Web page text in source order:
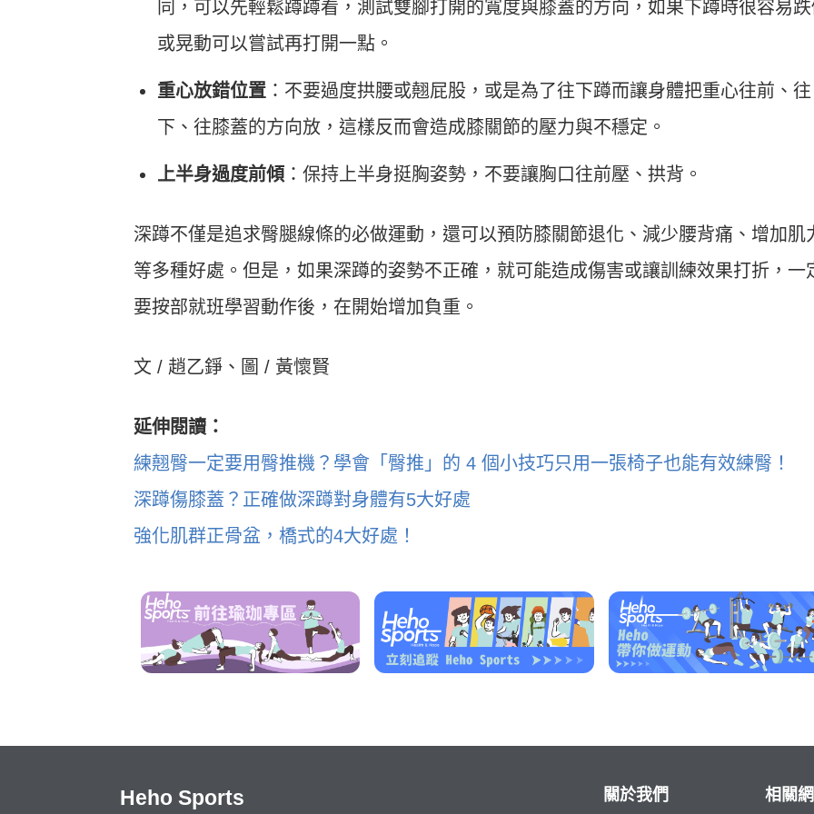
同，可以先輕鬆蹲蹲看，測試雙腳打開的寬度與膝蓋的方向，如果下蹲時很容易跌
或晃動可以嘗試再打開一點。
重心放錯位置 ：不要過度拱腰或翹屁股，或是為了往下蹲而讓身體把重心往前、往
下、往膝蓋的方向放，這樣反而會造成膝關節的壓力與不穩定。
上半身過度前傾 ：保持上半身挺胸姿勢，不要讓胸口往前壓、拱背。
深蹲不僅是追求臀腿線條的必做運動，還可以預防膝關節退化、減少腰背痛、增加肌
等多種好處。但是，如果深蹲的姿勢不正確，就可能造成傷害或讓訓練效果打折，一
要按部就班學習動作後，在開始增加負重。
文 / 趙乙錚、圖 / 黃懷賢
延伸閱讀：
練翹臀一定要用臀推機？學會「臀推」的 4 個小技巧只用一張椅子也能有效練臀！
深蹲傷膝蓋？正確做深蹲對身體有5大好處
強化肌群正骨盆，橋式的4大好處！
Heho Sports 關於我們 相關